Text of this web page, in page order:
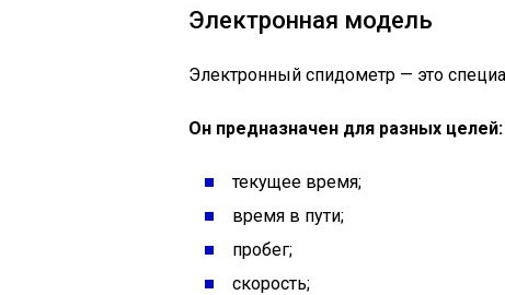
Электронная модель
Электронный спидометр — это
Он предназначен для разных целей:
текущее время;
время в пути;
пробег;
скорость;